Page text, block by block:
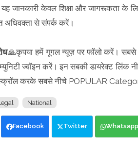
जानकारी केवल शिक्षा और जागरूकता के
अधिवक्ता से संपर्क करें।
🙏कृपया हमें गूगल न्यूज़ पर फॉलो करें। सबसे
ज्वॉइन करें। इन सबकी डायरेक्ट लिंक
करके सबसे नीचे POPULAR
National
Facebook Twitter Whatsapp